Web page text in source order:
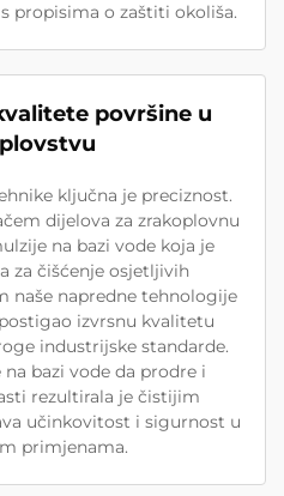
propisima o zaštiti okoliša.
površine u
ključna je preciznost.
dijelova za zrakoplovnu
na bazi vode koja je
za čišćenje osjetljivih
naše napredne tehnologije
izvrsnu kvalitetu
industrijske standarde.
bazi vode da prodre i
rezultirala je čistijim
učinkovitost i sigurnost u
primjenama.